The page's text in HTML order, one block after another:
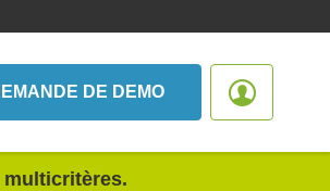
DE DEMO
multicritères.